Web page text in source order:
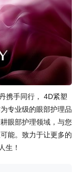
携手同行， 4D紧塑
专业级的眼部护理品
眼部护理领域，与您
能。致力于让更多的
生！